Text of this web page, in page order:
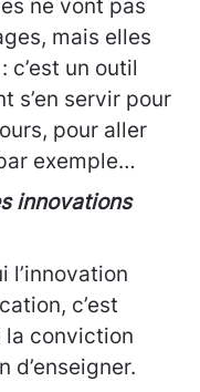
ne vont pas
mais elles
c’est un outil
s’en servir pour
pour aller
exemple…
innovations
l’innovation
c’est
la conviction
d’enseigner.